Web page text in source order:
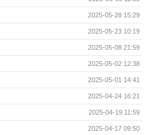
2025-05-28 15:29
2025-05-23 10:19
2025-05-08 21:59
2025-05-02 12:38
2025-05-01 14:41
2025-04-24 16:21
2025-04-19 11:59
2025-04-17 09:50